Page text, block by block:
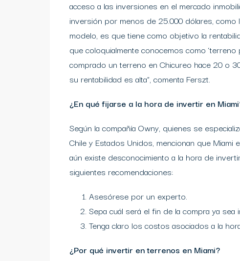
acceso a las inversiones en el mercado
inversión por menos de 25.000 dólares,
modelo, es que tiene como objetivo la
que coloquialmente conocemos como
comprado un terreno en Chicureo hace 20 o
su rentabilidad es alta”, comenta Ferszt.
¿En qué fijarse a la hora de invertir en
Según la compañía Owny, quienes se
Chile y Estados Unidos, mencionan que
aún existe desconocimiento a la hora de
siguientes recomendaciones:
Asesórese por un experto.
Sepa cuál será el fin de la compra ya sea
Tenga claro los costos asociados a la
¿Por qué invertir en terrenos en Miami?